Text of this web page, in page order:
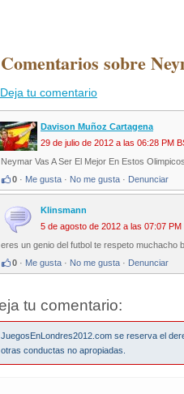
sobre
Deja tu comentario
Davison Muñoz Cartagena
29 de julio de 2012 a las 06:28 PM
Neymar Vas A Ser El Mejor En Estos
0 · Me gusta · No me gusta · Denunciar
Klinsmann
5 de agosto de 2012 a las 07:07 PM
eres un genio del futbol te respeto muchacho
0 · Me gusta · No me gusta · Denunciar
tu comentario:
JuegosEnLondres2012.com se reserva el
otras conductas no apropiadas.